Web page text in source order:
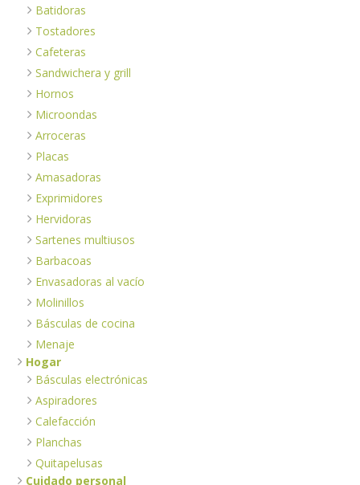
Batidoras
Tostadores
Cafeteras
Sandwichera y grill
Hornos
Microondas
Arroceras
Placas
Amasadoras
Exprimidores
Hervidoras
Sartenes multiusos
Barbacoas
Envasadoras al vacío
Molinillos
Básculas de cocina
Menaje
Hogar
Básculas electrónicas
Aspiradores
Calefacción
Planchas
Quitapelusas
Cuidado personal